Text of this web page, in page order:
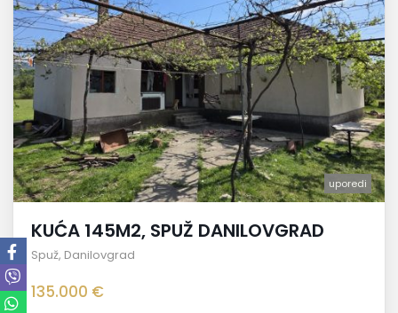
uporedi
KUĆA 145M2, SPUŽ DANILOVGRAD
Spuž, Danilovgrad
135.000 €